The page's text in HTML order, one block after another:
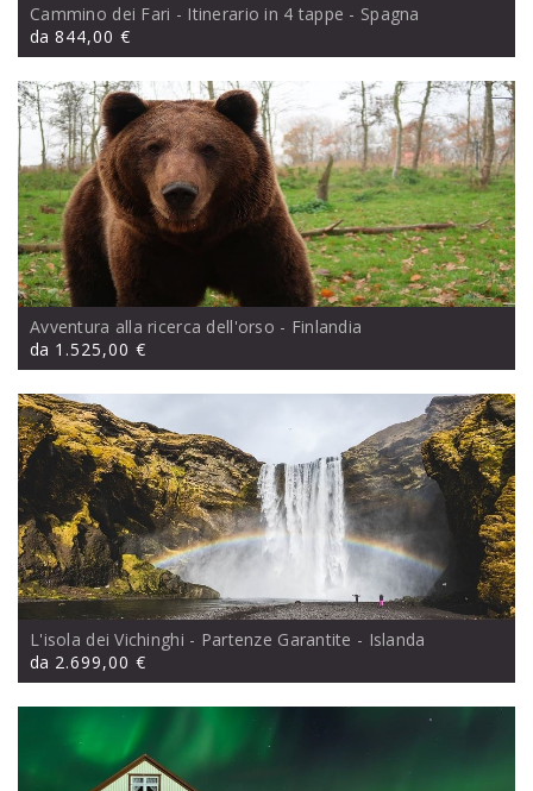
Cammino dei Fari - Itinerario in 4 tappe - Spagna
da 844,00 €
Avventura alla ricerca dell'orso - Finlandia
da 1.525,00 €
L'isola dei Vichinghi - Partenze Garantite - Islanda
da 2.699,00 €